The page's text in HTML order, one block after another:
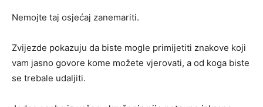
Nemojte taj osjećaj zanemariti.
Zvijezde pokazuju da biste mogle primijetiti znakove koji
vam jasno govore kome možete vjerovati, a od koga biste
se trebale udaljiti.